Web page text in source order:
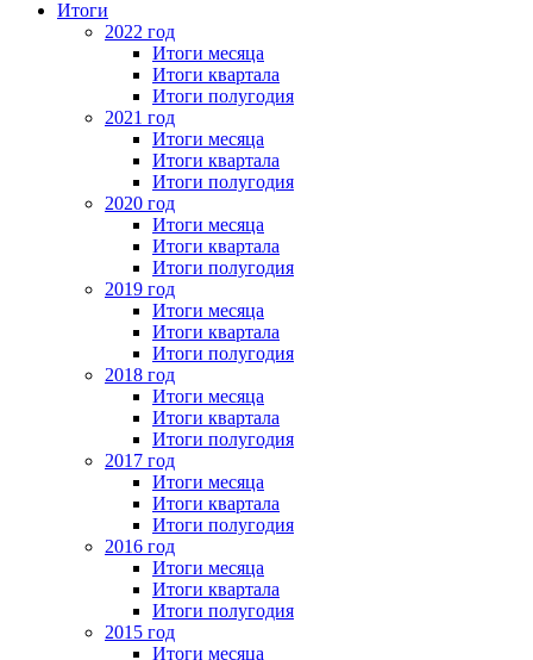
Итоги
2022 год
Итоги месяца
Итоги квартала
Итоги полугодия
2021 год
Итоги месяца
Итоги квартала
Итоги полугодия
2020 год
Итоги месяца
Итоги квартала
Итоги полугодия
2019 год
Итоги месяца
Итоги квартала
Итоги полугодия
2018 год
Итоги месяца
Итоги квартала
Итоги полугодия
2017 год
Итоги месяца
Итоги квартала
Итоги полугодия
2016 год
Итоги месяца
Итоги квартала
Итоги полугодия
2015 год
Итоги месяца